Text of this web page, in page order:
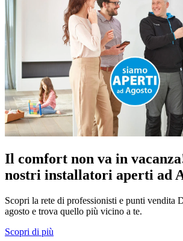
Il comfort non va in
nostri installatori aperti ad
Scopri la rete di professionisti e punti vendita
agosto e trova quello più vicino a te.
Scopri di più